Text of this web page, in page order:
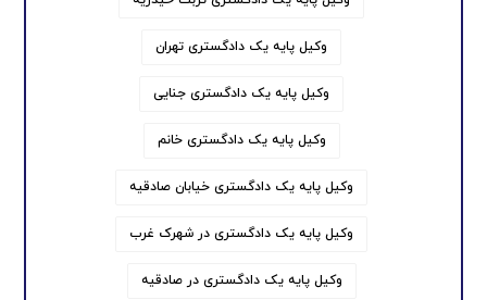
وکیل پایه یک دادگستری تهران
وکیل پایه یک دادگستری جنایی
وکیل پایه یک دادگستری خانم
وکیل پایه یک دادگستری خیابان صادقیه
وکیل پایه یک دادگستری در شهرک غرب
وکیل پایه یک دادگستری در صادقیه